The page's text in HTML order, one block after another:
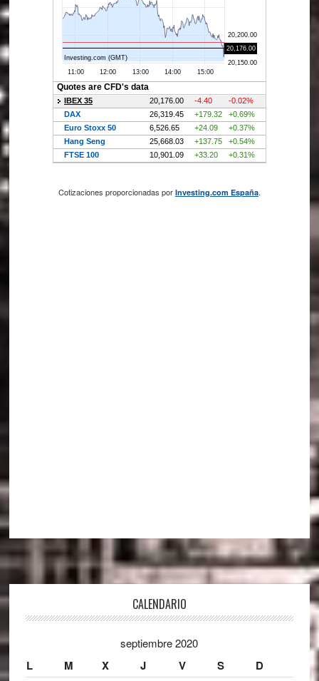
Cotizaciones proporcionadas por Investing.com España.
CALENDARIO
septiembre 2020
L M X J V S D